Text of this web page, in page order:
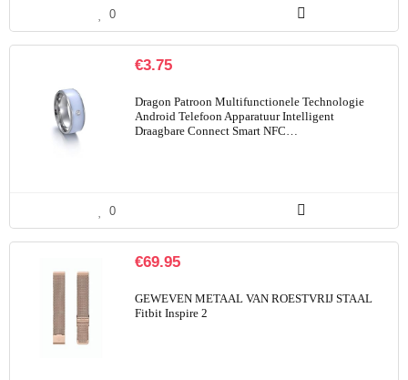
0
€3.75
Dragon Patroon Multifunctionele Technologie
Android Telefoon Apparatuur Intelligent
Draagbare Connect Smart NFC…
0
€69.95
GEWEVEN METAAL VAN ROESTVRIJ STAAL
Fitbit Inspire 2